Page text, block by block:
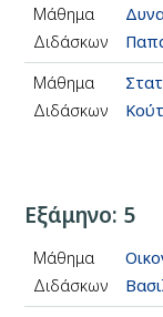
Μάθημα
Διδάσκων
Μάθημα
Διδάσκων
Εξάμηνο: 5
Μάθημα
Διδάσκων